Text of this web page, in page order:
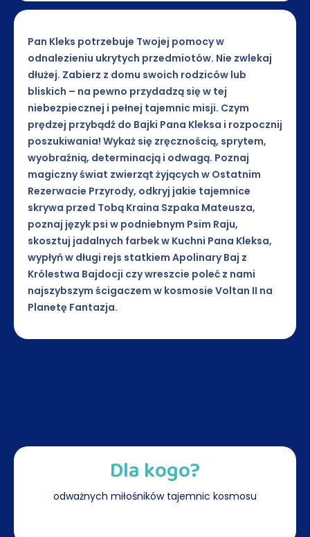
Pan Kleks potrzebuje Twojej pomocy w
odnalezieniu ukrytych przedmiotów. Nie zwlekaj
dłużej. Zabierz z domu swoich rodziców lub
bliskich – na pewno przydadzą się w tej
niebezpiecznej i pełnej tajemnic misji. Czym
prędzej przybądź do Bajki Pana Kleksa i rozpocznij
poszukiwania! Wykaż się zręcznością, sprytem,
wyobraźnią, determinacją i odwagą. Poznaj
magiczny świat zwierząt żyjących w Ostatnim
Rezerwacie Przyrody, odkryj jakie tajemnice
skrywa przed Tobą Kraina Szpaka Mateusza,
poznaj język psi w podniebnym Psim Raju,
skosztuj jadalnych farbek w Kuchni Pana Kleksa,
wypłyń w długi rejs statkiem Apolinary Baj z
Królestwa Bajdocji czy wreszcie poleć z nami
najszybszym ścigaczem w kosmosie Voltan II na
Planetę Fantazja.
Dla kogo?
odważnych miłośników tajemnic kosmosu